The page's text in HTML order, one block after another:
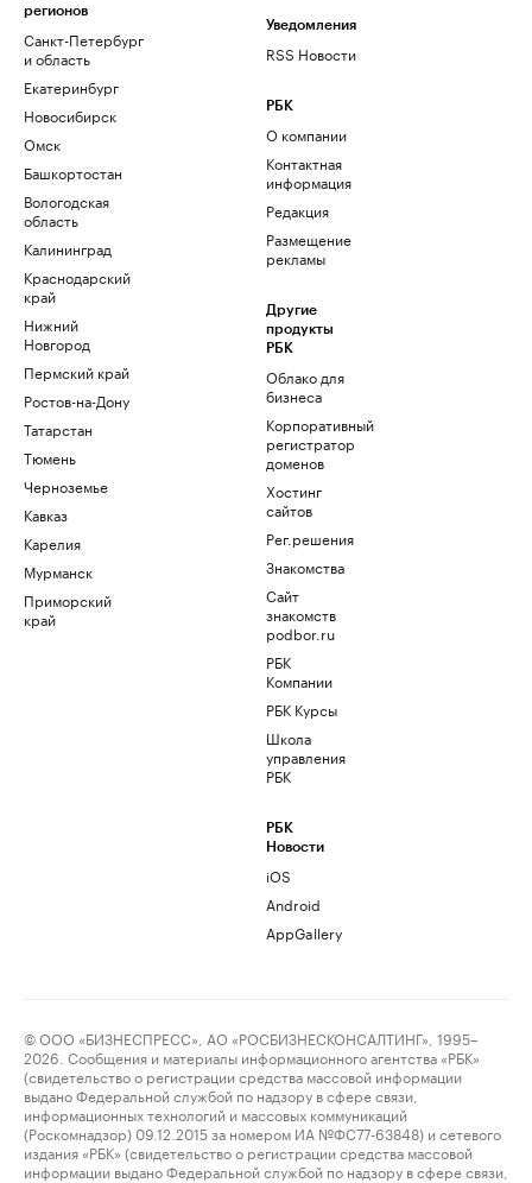
регионов
Санкт-Петербург
и область
Екатеринбург
Новосибирск
Омск
Башкортостан
Вологодская
область
Калининград
Краснодарский
край
Нижний
Новгород
Пермский край
Ростов-на-Дону
Татарстан
Тюмень
Черноземье
Кавказ
Карелия
Мурманск
Приморский
край
Уведомления
RSS Новости
РБК
О компании
Контактная
информация
Редакция
Размещение
рекламы
Другие
продукты
РБК
Облако для
бизнеса
Корпоративный
регистратор
доменов
Хостинг
сайтов
Рег.решения
Знакомства
Сайт
знакомств
podbor.ru
РБК
Компании
РБК Курсы
Школа
управления
РБК
РБК
Новости
iOS
Android
AppGallery
© ООО «БИЗНЕСПРЕСС», АО «РОСБИЗНЕСКОНСАЛТИНГ», 1995–
2026. Сообщения и материалы информационного агентства «РБК»
(свидетельство о регистрации средства массовой информации
выдано Федеральной службой по надзору в сфере связи,
информационных технологий и массовых коммуникаций
(Роскомнадзор) 09.12.2015 за номером ИА №ФС77-63848) и сетевого
издания «РБК» (свидетельство о регистрации средства массовой
информации выдано Федеральной службой по надзору в сфере связи,